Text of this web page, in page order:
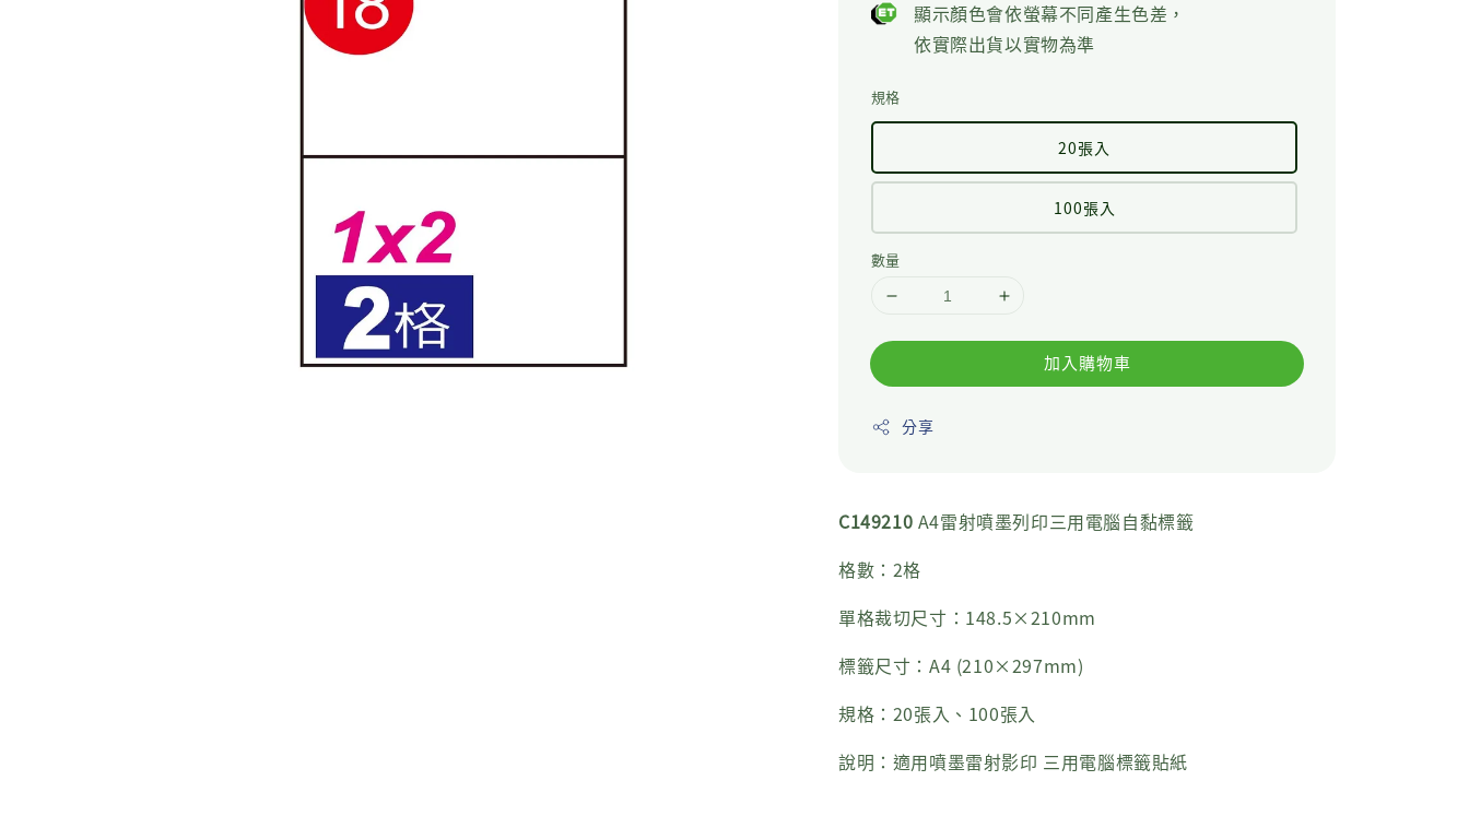
顯示顏色會依螢幕不同產生色差，
依實際出貨以實物為準
規格
20張入
100張入
數量
加入購物車
分享
C149210 A4雷射噴墨列印三用電腦自黏標籤
格數：2格
單格裁切尺寸：148.5×210mm
標籤尺寸：A4 (210×297mm)
規格：20張入、100張入
說明：適用噴墨雷射影印 三用電腦標籤貼紙